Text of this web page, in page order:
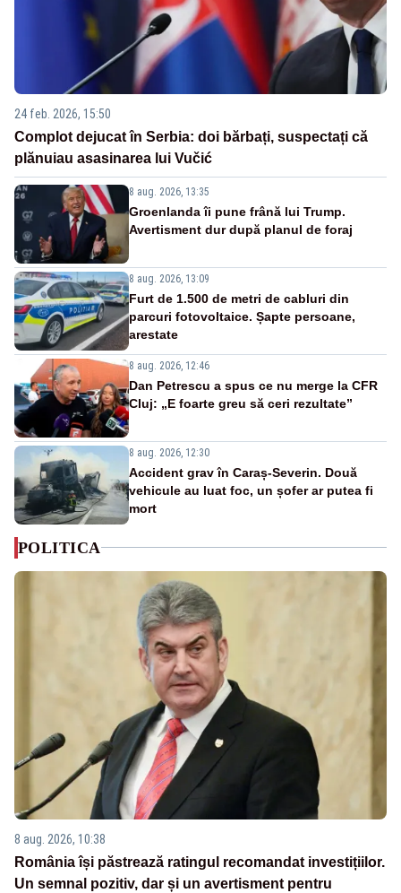
24 feb. 2026, 15:50
Complot dejucat în Serbia: doi bărbați, suspectați că
plănuiau asasinarea lui Vučić
8 aug. 2026, 13:35
Groenlanda îi pune frână lui Trump.
Avertisment dur după planul de foraj
8 aug. 2026, 13:09
Furt de 1.500 de metri de cabluri din
parcuri fotovoltaice. Șapte persoane,
arestate
8 aug. 2026, 12:46
Dan Petrescu a spus ce nu merge la CFR
Cluj: „E foarte greu să ceri rezultate”
8 aug. 2026, 12:30
Accident grav în Caraș-Severin. Două
vehicule au luat foc, un șofer ar putea fi
mort
POLITICA
8 aug. 2026, 10:38
România își păstrează ratingul recomandat investițiilor.
Un semnal pozitiv, dar și un avertisment pentru